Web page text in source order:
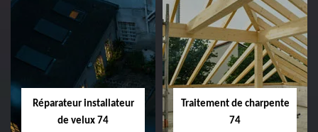
Réparateur installateur
de velux 74
Traitement de charpente
74